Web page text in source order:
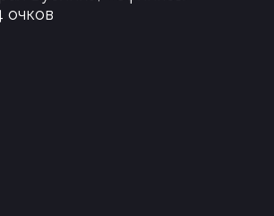
очков